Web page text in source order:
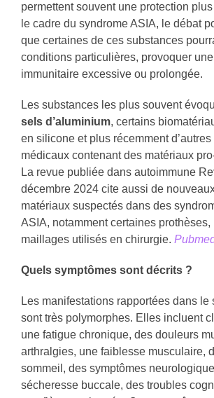
permettent souvent une protection
le cadre du syndrome ASIA, le débat
que certaines de ces substances
conditions particulières, provoquer
immunitaire excessive ou prolongée.
Les substances les plus souvent
sels d’aluminium, certains
en silicone et plus récemment
médicaux contenant des matériaux
La revue publiée dans autoimmune
décembre 2024 cite aussi de
matériaux suspectés dans des
ASIA, notamment certaines prothèses,
maillages utilisés en chirurgie.
Quels symptômes sont décrits ?
Les manifestations rapportées dans le
sont très polymorphes. Elles incluent
une fatigue chronique, des douleurs
arthralgies, une faiblesse musculaire,
sommeil, des symptômes
sécheresse buccale, des troubles